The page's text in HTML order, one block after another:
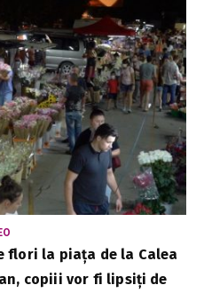
flori la piața de la Calea
copiii vor fi lipsiți de